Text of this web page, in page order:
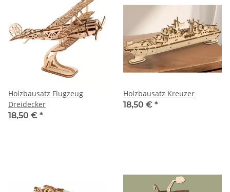
Holzbausatz Flugzeug
Dreidecker
18,50 € *
Holzbausatz Kreuzer
18,50 € *